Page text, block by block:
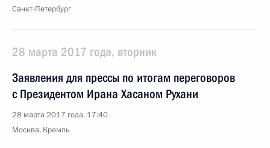
Санкт-Петербург
28 марта 2017 года, вторник
Заявления для прессы по итогам переговоров
с Президентом Ирана Хасаном Рухани
28 марта 2017 года, 17:40
Москва, Кремль